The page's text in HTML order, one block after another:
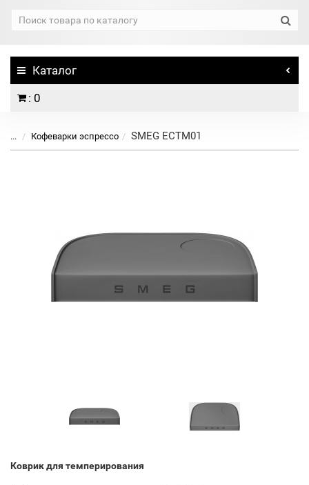
Каталог
: 0
... Кофеварки эспрессо SMEG ECTM01
Коврик для темперирования